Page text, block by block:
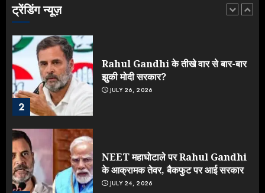
ट्रेंडिंग न्यूज़
1
2
Rahul Gandhi के तीखे वार से बार-बार
झुकी मोदी सरकार?
JULY 26, 2026
NEET महाघोटाले पर Rahul Gandhi
के आक्रामक तेवर, बैकफुट पर आई सरकार
JULY 24, 2026